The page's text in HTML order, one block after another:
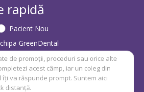
rapidă
Pacient Nou
GreenDental